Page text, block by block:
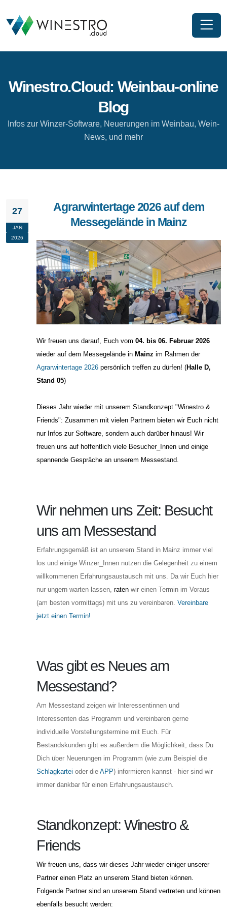
Winestro.Cloud: Weinbau-online
Blog
Infos zur Winzer-Software, Neuerungen im Weinbau, Wein-
News, und mehr
27
JAN
2026
Agrarwintertage 2026 auf dem
Messegelände in Mainz
Wir freuen uns darauf, Euch vom 04. bis 06. Februar 2026
wieder auf dem Messegelände in Mainz im Rahmen der
Agrarwintertage 2026 persönlich treffen zu dürfen! (Halle D,
Stand 05)
Dieses Jahr wieder mit unserem Standkonzept "Winestro &
Friends": Zusammen mit vielen Partnern bieten wir Euch nicht
nur Infos zur Software, sondern auch darüber hinaus! Wir
freuen uns auf hoffentlich viele Besucher_Innen und einige
spannende Gespräche an unserem Messestand.
Wir nehmen uns Zeit: Besucht
uns am Messestand
Erfahrungsgemäß ist an unserem Stand in Mainz immer viel
los und einige Winzer_Innen nutzen die Gelegenheit zu einem
willkommenen Erfahrungsaustausch mit uns. Da wir Euch hier
nur ungern warten lassen, raten wir einen Termin im Voraus
(am besten vormittags) mit uns zu vereinbaren. Vereinbare
jetzt einen Termin!
Was gibt es Neues am
Messestand?
Am Messestand zeigen wir Interessentinnen und
Interessenten das Programm und vereinbaren gerne
individuelle Vorstellungstermine mit Euch. Für
Bestandskunden gibt es außerdem die Möglichkeit, dass Du
Dich über Neuerungen im Programm (wie zum Beispiel die
Schlagkartei oder die APP) informieren kannst - hier sind wir
immer dankbar für einen Erfahrungsaustausch.
Standkonzept: Winestro &
Friends
Wir freuen uns, dass wir dieses Jahr wieder einiger unserer
Partner einen Platz an unserem Stand bieten können.
Folgende Partner sind an unserem Stand vertreten und können
ebenfalls besucht werden: